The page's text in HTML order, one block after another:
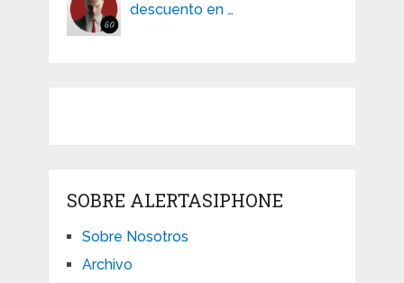
descuento en …
SOBRE ALERTASIPHONE
Sobre Nosotros
Archivo